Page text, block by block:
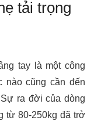
tải trọng
tay là một công
nào cũng cần đến
ra đời của dòng
từ 80-250kg đã trở